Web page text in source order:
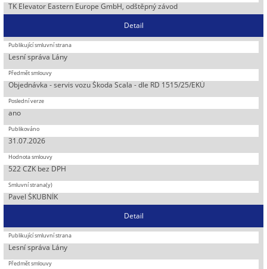
TK Elevator Eastern Europe GmbH, odštěpný závod
Detail
Lesní správa Lány
Objednávka - servis vozu Škoda Scala - dle RD 1515/25/EKÚ
ano
31.07.2026
522 CZK bez DPH
Pavel ŠKUBNÍK
Detail
Lesní správa Lány